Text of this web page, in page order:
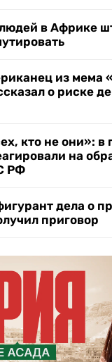
в Африке
из мема
о риске
кто не они»: в
на
РФ
дела о
приговор